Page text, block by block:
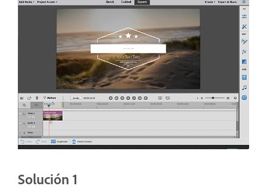
Solución 1